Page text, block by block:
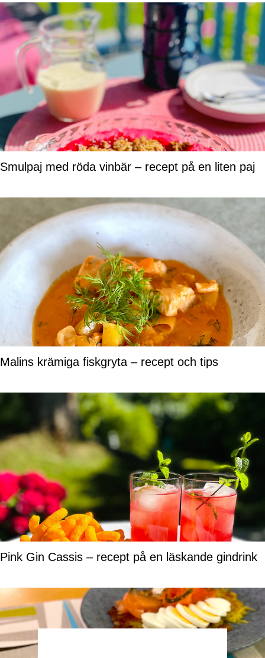
Smulpaj med röda vinbär – recept på en liten paj
Malins krämiga fiskgryta – recept och tips
Pink Gin Cassis – recept på en läskande gindrink